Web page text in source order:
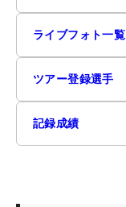
ライブフォト一覧
ツアー登録選手
記録成績